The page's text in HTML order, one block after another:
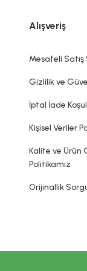
gibi değişik
hastalığı
ithalatçı
anlamını taşımaz.
Alışveriş
Mesafeli Satış
Gizlilik ve
İptal İade
Kişisel Veriler
Kalite ve Ürün
Politikamız
Orijinallik